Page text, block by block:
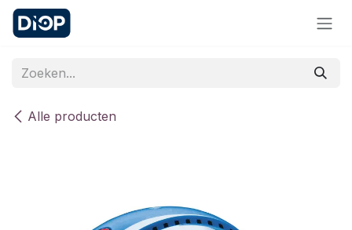
Overslaan naar inhoud
Alle producten